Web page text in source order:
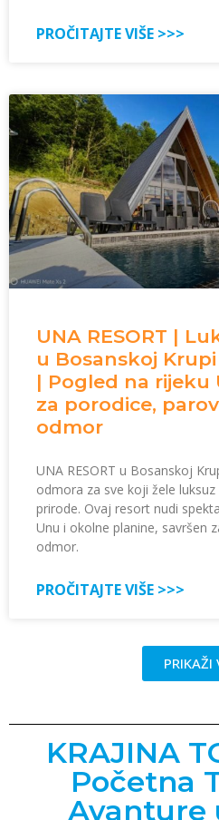
PROČITAJTE VIŠE >>>
UNA RESORT |
u Bosanskoj
| Pogled na rijeku
za porodice,
odmor
UNA RESORT u Bosanskoj
odmora za sve koji žele
prirode. Ovaj resort nudi
Unu i okolne planine, savršen
odmor.
PROČITAJTE VIŠE >>>
PRIKAŽI
KRAJINA
Početna
Avanture